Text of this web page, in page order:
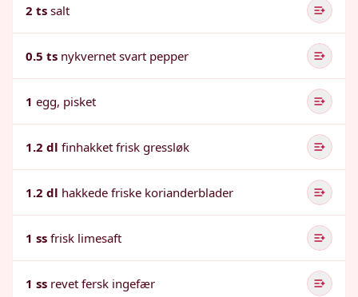
2 ts salt
0.5 ts nykvernet svart pepper
1 egg, pisket
1.2 dl finhakket frisk gressløk
1.2 dl hakkede friske korianderblader
1 ss frisk limesaft
1 ss revet fersk ingefær